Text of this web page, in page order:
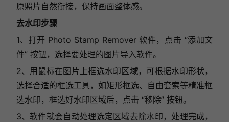
原照片自然衔接，保持画面整体感。
去水印步骤
1、打开 Photo Stamp Remover 软件，点击 “添加文
件” 按钮，选择要处理的图片导入软件。
2、用鼠标在图片上框选水印区域，可根据水印形状，
选择合适的框选工具，如矩形框选、自由套索等精准框
选水印，框选好水印区域后，点击 “移除” 按钮。
3、软件就会自动处理选定区域去除水印，处理完成，